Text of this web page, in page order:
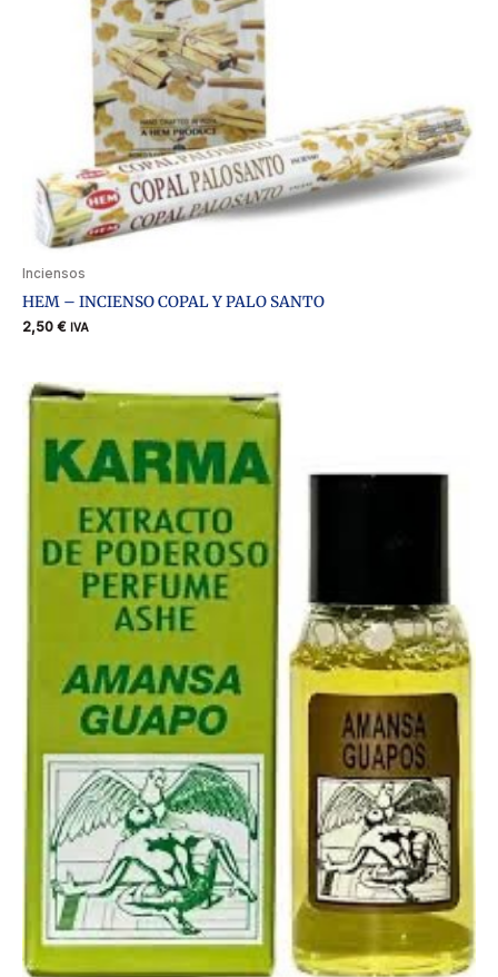
Inciensos
HEM – INCIENSO COPAL Y PALO SANTO
2,50 € IVA